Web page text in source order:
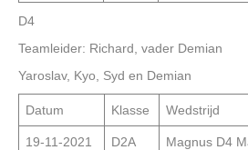
D4
Teamleider: Richard, vader Demian
Yaroslav, Kyo, Syd en Demian
Datum Klasse Wedstrijd
19-11-2021 D2A Magnus D4